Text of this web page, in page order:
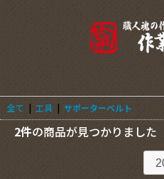
全て | 工具 | サポーターベルト
2件の商品が見つかりました